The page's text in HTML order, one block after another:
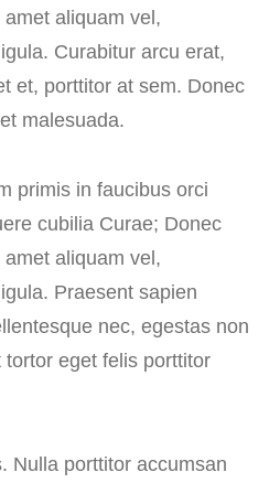
aliquam vel,
Curabitur arcu erat,
et, porttitor at sem. Donec
malesuada.
primis in faucibus orci
cubilia Curae; Donec
aliquam vel,
Praesent sapien
nec, egestas non
eget felis porttitor
Nulla porttitor accumsan